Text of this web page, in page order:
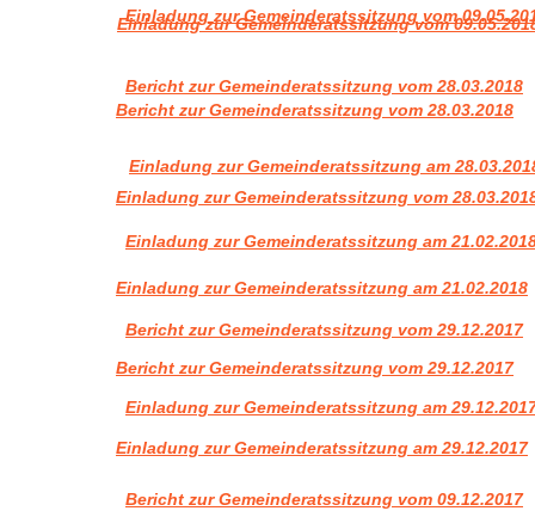
Einladung zur Gemeinderatssitzung am 29.12.2017
Bericht zur Gemeinderatssitzung vom 29.12.2017
Einladung zur Gemeinderatssitzung am 21.02.2018
Einladung zur Gemeinderatssitzung vom
Bericht zur Gemeinderatssitzung vom 28.03.2018
Einladung zur Gemeinderatssitzung vom
Bericht zur Gemeinderatssitzung vom 09.12.2017
Einladung zur Gemeinderatssitzung am
Bericht zur Gemeinderatssitzung vom 29.12.2017
Einladung zur Gemeinderatssitzung am
Einladung zur Gemeinderatssitzung am
Bericht zur Gemeinderatssitzung vom 28.03.2018
Einladung zur Gemeinderatssitzung vom